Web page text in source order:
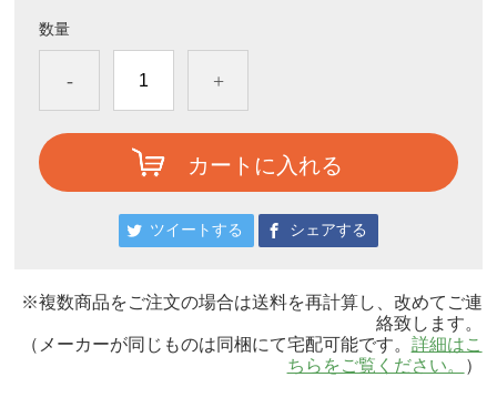
数量
- +
カートに入れる
ツイートする シェアする
※複数商品をご注文の場合は送料を再計算し、改めてご連
絡致します。
（メーカーが同じものは同梱にて宅配可能です。 詳細はこ
ちらをご覧ください。
）